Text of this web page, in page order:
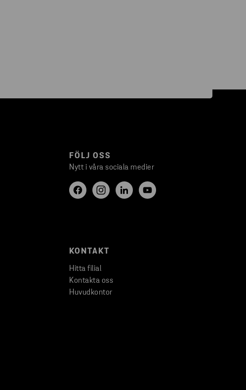
FÖLJ OSS
Nytt i våra sociala medier
KONTAKT
Hitta filial
Kontakta oss
Huvudkontor